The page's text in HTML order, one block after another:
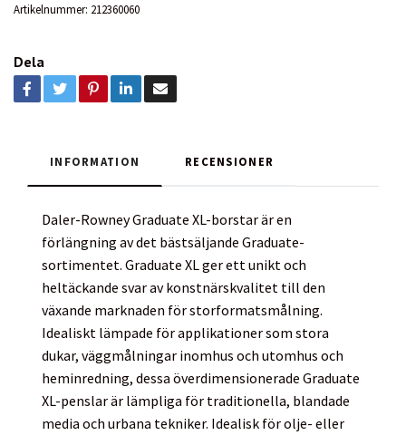
Artikelnummer: 212360060
Dela
INFORMATION RECENSIONER
Daler-Rowney Graduate XL-borstar är en
förlängning av det bästsäljande Graduate-
sortimentet. Graduate XL ger ett unikt och
heltäckande svar av konstnärskvalitet till den
växande marknaden för storformatsmålning.
Idealiskt lämpade för applikationer som stora
dukar, väggmålningar inomhus och utomhus och
heminredning, dessa överdimensionerade Graduate
XL-penslar är lämpliga för traditionella, blandade
media och urbana tekniker. Idealisk för olje- eller